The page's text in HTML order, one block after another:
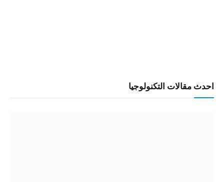
احدث مقالات التكنولوجيا